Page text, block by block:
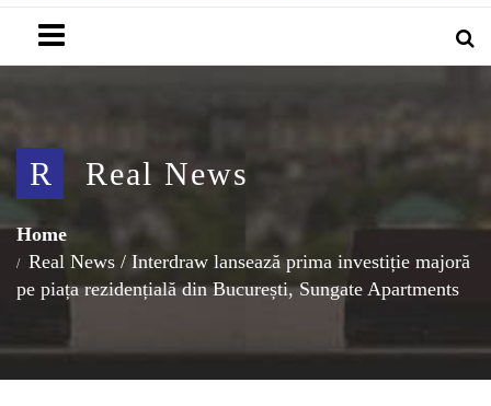
R Real News
Home
Real News / Interdraw lansează prima investiție majoră
pe piața rezidențială din București, Sungate Apartments